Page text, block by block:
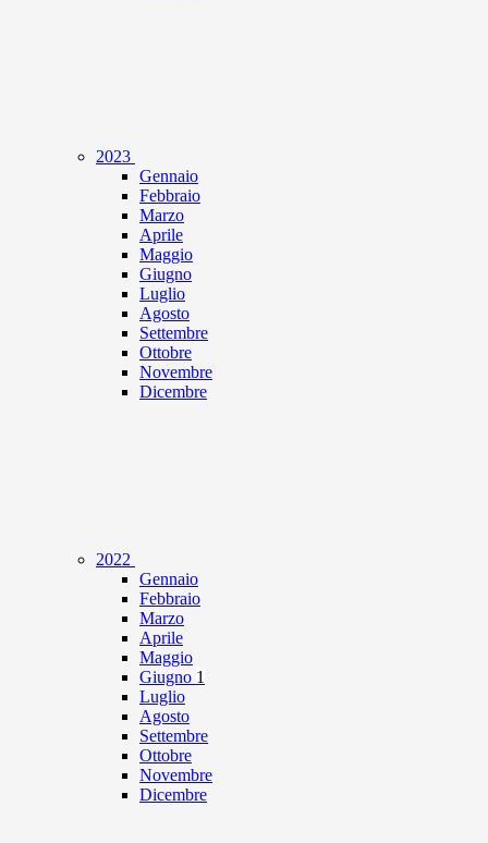
2023
Gennaio
Febbraio
Marzo
Aprile
Maggio
Giugno
Luglio
Agosto
Settembre
Ottobre
Novembre
Dicembre
2022
Gennaio
Febbraio
Marzo
Aprile
Maggio
Giugno 1
Luglio
Agosto
Settembre
Ottobre
Novembre
Dicembre